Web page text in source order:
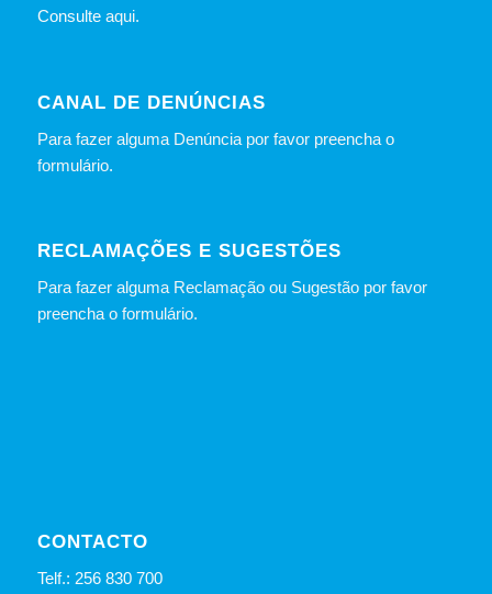
Consulte aqui.
CANAL DE DENÚNCIAS
Para fazer alguma Denúncia por favor preencha o
formulário.
RECLAMAÇÕES E SUGESTÕES
Para fazer alguma Reclamação ou Sugestão por favor
preencha o formulário.
CONTACTO
Telf.: 256 830 700